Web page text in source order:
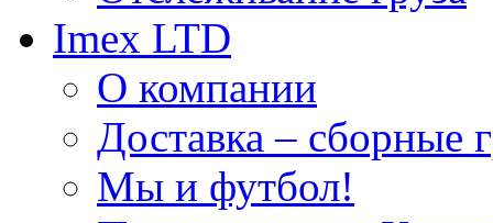
Imex LTD
О компании
Доставка – сборные
Мы и футбол!